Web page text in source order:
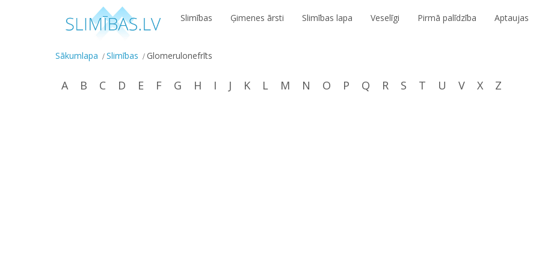
Slimības Ģimenes ārsti Slimības lapa Veselīgi Pirmā palīdzība Aptaujas
Sākumlapa Slimības Glomerulonefrīts
A B C D E F G H I J K L M N O P Q R S T U V X Z